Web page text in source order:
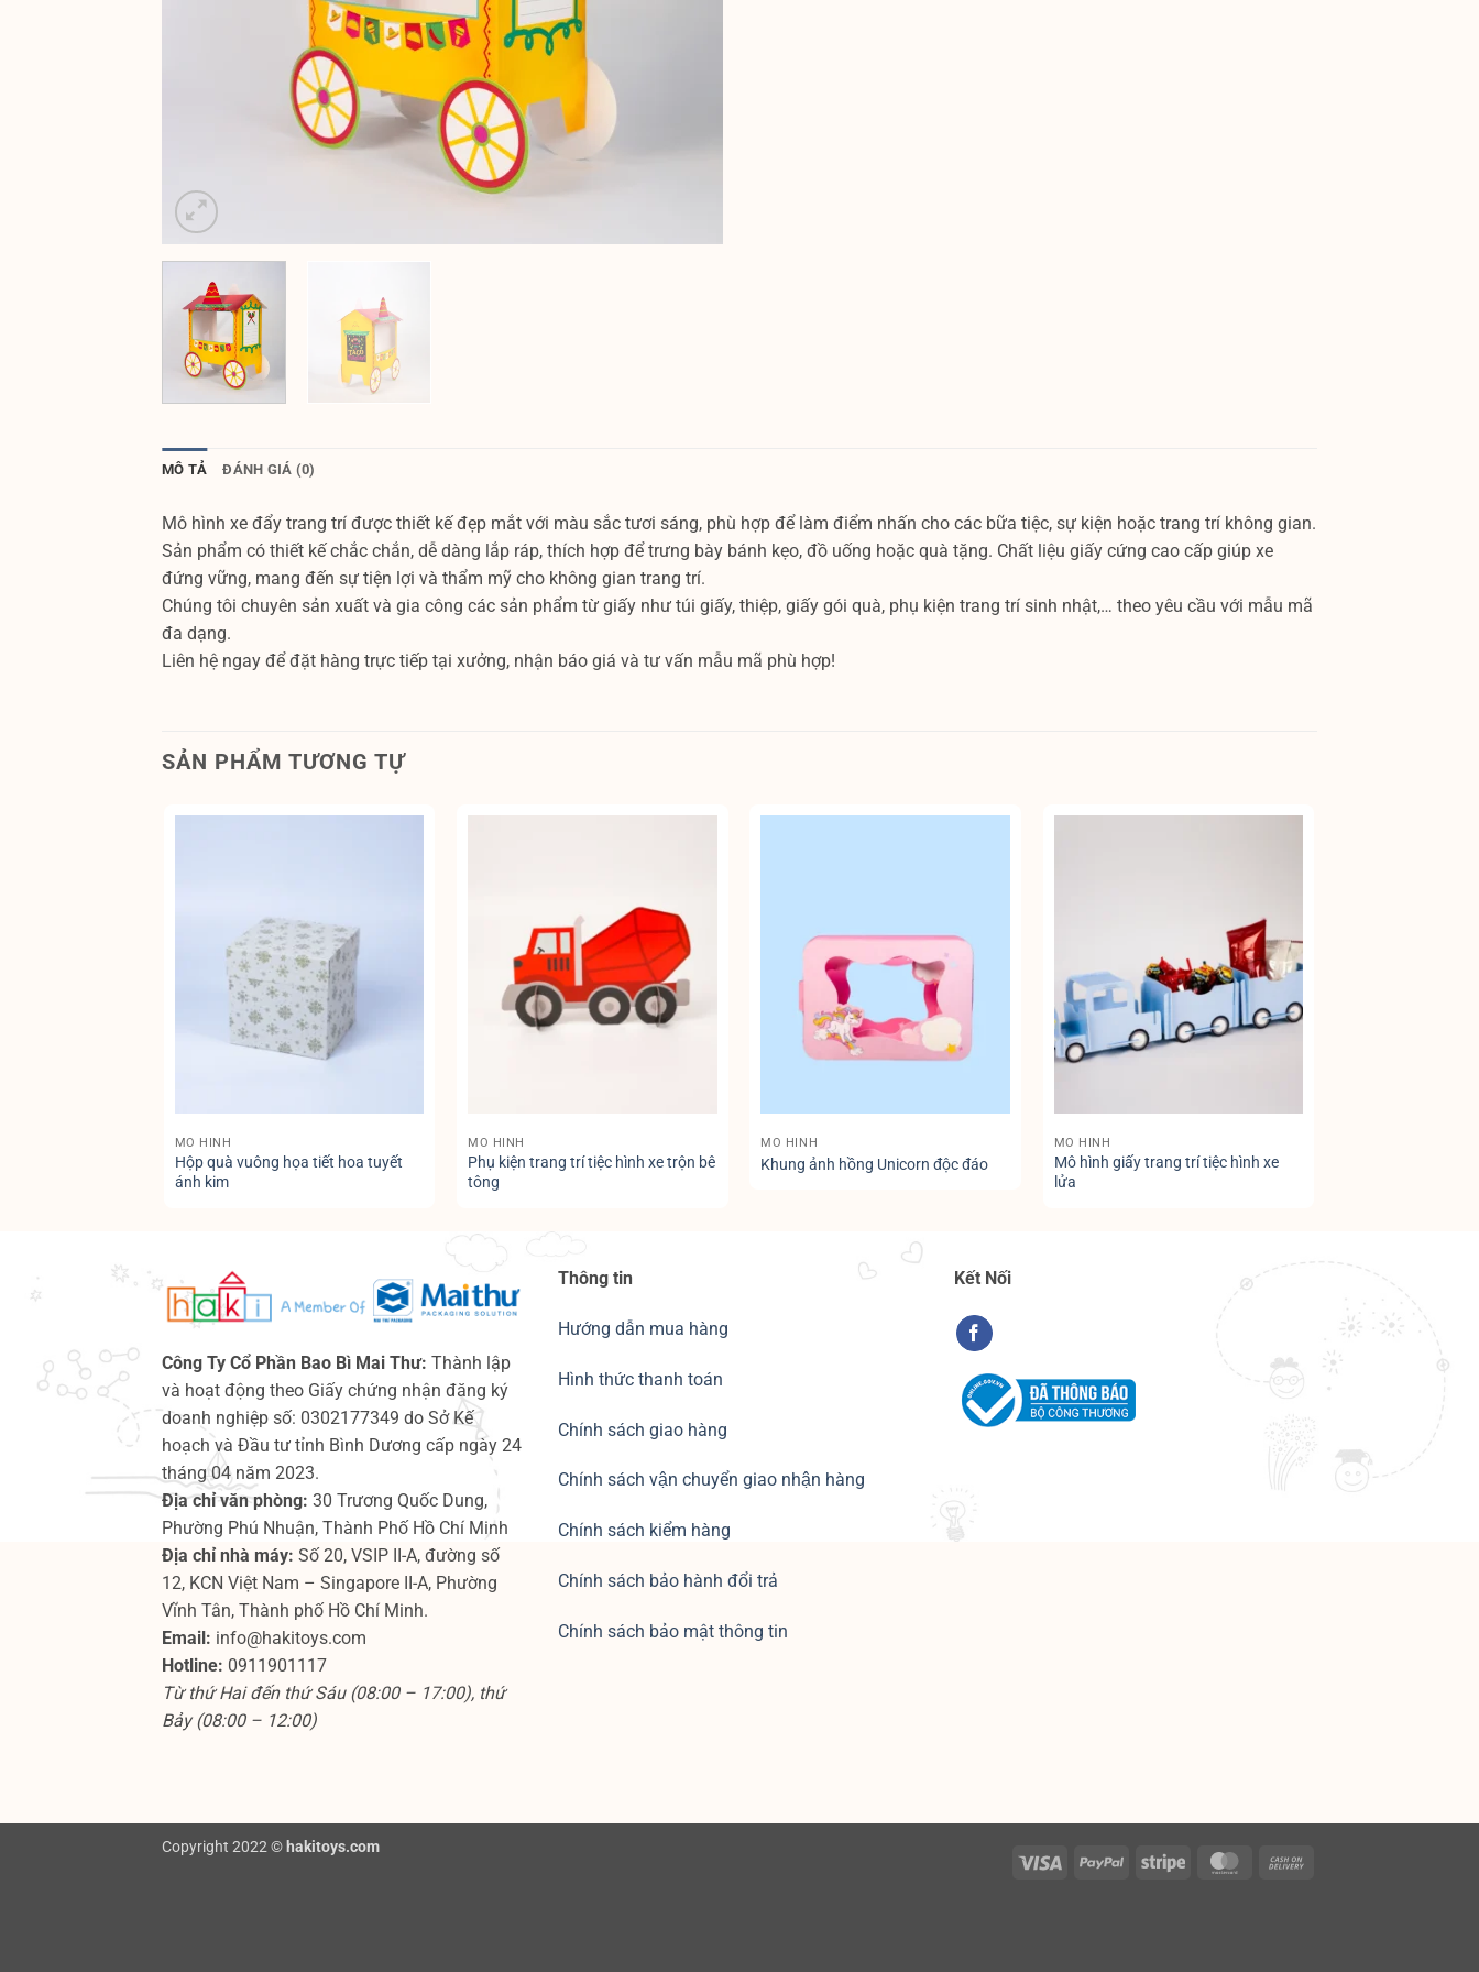
MÔ TẢ ĐÁNH GIÁ (0)
Mô hình xe đẩy trang trí được thiết kế đẹp mắt với màu sắc tươi sáng, phù hợp để làm điểm nhấn cho các bữa tiệc, sự kiện hoặc trang trí không gian.
Sản phẩm có thiết kế chắc chắn, dễ dàng lắp ráp, thích hợp để trưng bày bánh kẹo, đồ uống hoặc quà tặng. Chất liệu giấy cứng cao cấp giúp xe
đứng vững, mang đến sự tiện lợi và thẩm mỹ cho không gian trang trí.
Chúng tôi chuyên sản xuất và gia công các sản phẩm từ giấy như túi giấy, thiệp, giấy gói quà, phụ kiện trang trí sinh nhật,… theo yêu cầu với mẫu mã
đa dạng.
Liên hệ ngay để đặt hàng trực tiếp tại xưởng, nhận báo giá và tư vấn mẫu mã phù hợp!
SẢN PHẨM TƯƠNG TỰ
MÔ HÌNH
Hộp quà vuông họa tiết hoa tuyết
ánh kim
MÔ HÌNH
Phụ kiện trang trí tiệc hình xe trộn bê
tông
MÔ HÌNH
Khung ảnh hồng Unicorn độc đáo
MÔ HÌNH
Mô hình giấy trang trí tiệc hình xe
lửa
Công Ty Cổ Phần Bao Bì Mai Thư: Thành lập
và hoạt động theo Giấy chứng nhận đăng ký
doanh nghiệp số: 0302177349 do Sở Kế
hoạch và Đầu tư tỉnh Bình Dương cấp ngày 24
tháng 04 năm 2023.
Địa chỉ văn phòng: 30 Trương Quốc Dung,
Phường Phú Nhuận, Thành Phố Hồ Chí Minh
Địa chỉ nhà máy: Số 20, VSIP II-A, đường số
12, KCN Việt Nam – Singapore II-A, Phường
Vĩnh Tân, Thành phố Hồ Chí Minh.
Email: info@hakitoys.com
Hotline: 0911901117
Từ thứ Hai đến thứ Sáu (08:00 – 17:00), thứ
Bảy (08:00 – 12:00)
Thông tin
Hướng dẫn mua hàng
Hình thức thanh toán
Chính sách giao hàng
Chính sách vận chuyển giao nhận hàng
Chính sách kiểm hàng
Chính sách bảo hành đổi trả
Chính sách bảo mật thông tin
Kết Nối
Visa PayPal Stripe MasterCard
Copyright 2022 © hakitoys.com